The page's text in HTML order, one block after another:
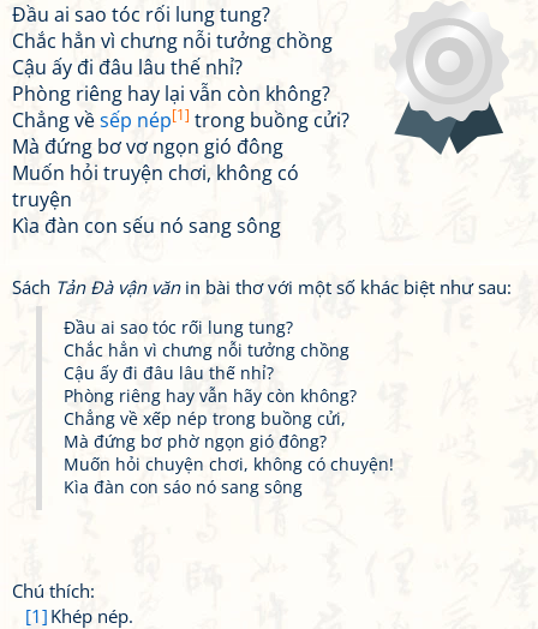
Đầu ai sao tóc rối lung tung?
Chắc hẳn vì chưng nỗi tưởng chồng
Cậu ấy đi đâu lâu thế nhỉ?
Phòng riêng hay lại vẫn còn không?
Chẳng vềsếp nép[1] trong buồng cửi?
Mà đứng bơ vơ ngọn gió đông
Muốn hỏi truyện chơi, không có
truyện
Kìa đàn con sếu nó sang sông
Sách Tản Đà vận vănin bài thơ với một số khác biệt như sau:
Đầu ai sao tóc rối lung tung?
Chắc hẳn vì chưng nỗi tưởng chồng
Cậu ấy đi đâu lâu thế nhỉ?
Phòng riêng hay vẫn hãy còn không?
Chẳng về xếp nép trong buồng cửi,
Mà đứng bơ phờ ngọn gió đông?
Muốn hỏi chuyện chơi, không có chuyện!
Kìa đàn con sáo nó sang sông
Chú thích:
[1] Khép nép.